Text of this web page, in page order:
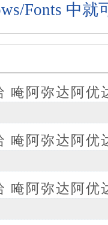
Fonts 中就
唵阿弥达阿优
唵阿弥达阿优
唵阿弥达阿优